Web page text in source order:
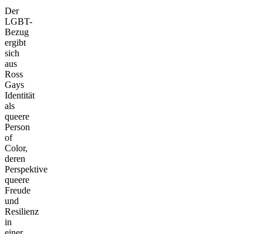
Der
LGBT-
Bezug
ergibt
sich
aus
Ross
Gays
Identität
als
queere
Person
of
Color,
deren
Perspektive
queere
Freude
und
Resilienz
in